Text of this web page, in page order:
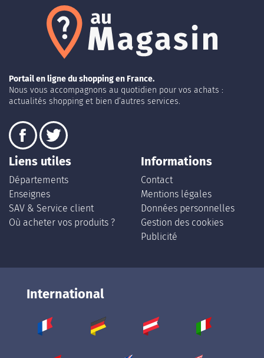
Portail en ligne du shopping en France.
Nous vous accompagnons au quotidien pour vos achats :
actualités shopping et bien d’autres services.
Liens utiles
Départements
Enseignes
SAV & Service client
Où acheter vos produits ?
Informations
Contact
Mentions légales
Données personnelles
Gestion des cookies
Publicité
International